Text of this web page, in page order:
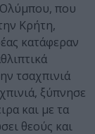
Ολύμπου, που
Κρήτη,
κατάφεραν
τσαχπινιά
ξύπνησε
και με τα
θεούς και